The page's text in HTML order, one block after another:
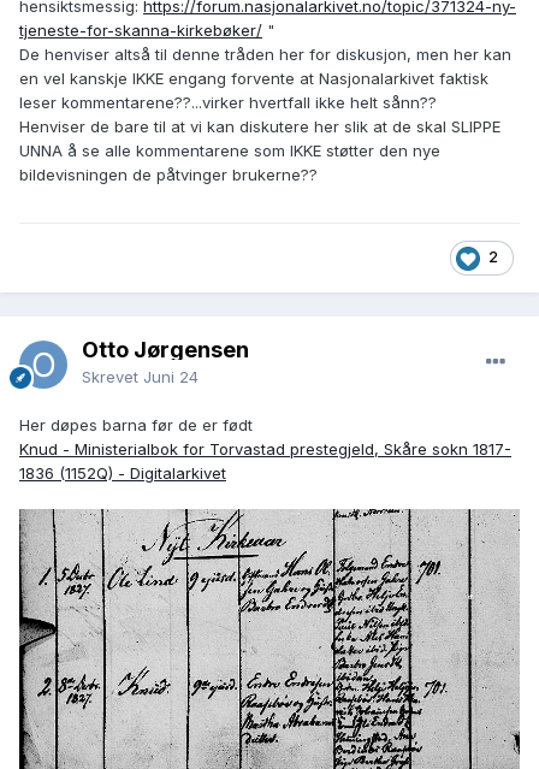
hensiktsmessig: https://forum.nasjonalarkivet.no/topic/371324-ny-
tjeneste-for-skanna-kirkebøker/ "
De henviser altså til denne tråden her for diskusjon, men her kan
en vel kanskje IKKE engang forvente at Nasjonalarkivet faktisk
leser kommentarene??...virker hvertfall ikke helt sånn??
Henviser de bare til at vi kan diskutere her slik at de skal SLIPPE
UNNA å se alle kommentarene som IKKE støtter den nye
bildevisningen de påtvinger brukerne??
2
Otto Jørgensen
Skrevet Juni 24
Her døpes barna før de er født
Knud - Ministerialbok for Torvastad prestegjeld, Skåre sokn 1817-
1836 (1152Q) - Digitalarkivet